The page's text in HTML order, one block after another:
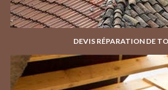
DEVIS RÉPARATION DE